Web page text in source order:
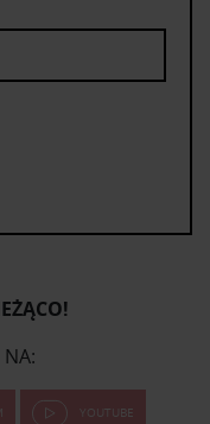
NA:
YOUTUBE